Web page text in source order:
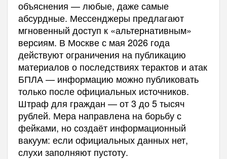
объяснения — любые, даже самые
абсурдные. Мессенджеры предлагают
мгновенный доступ к «альтернативным»
версиям. В Москве с мая 2026 года
действуют ограничения на публикацию
материалов о последствиях терактов и атак
БПЛА — информацию можно публиковать
только после официальных источников.
Штраф для граждан — от 3 до 5 тысяч
рублей. Мера направлена на борьбу с
фейками, но создаёт информационный
вакуум: если официальных данных нет,
слухи заполняют пустоту.